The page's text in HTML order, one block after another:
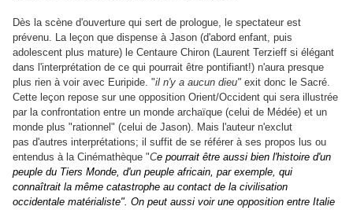
Dès la scène d'ouverture qui sert de prologue, le spectateur est
prévenu. La leçon que dispense à Jason (d'abord enfant, puis
adolescent plus mature) le Centaure Chiron (Laurent Terzieff si élégant
dans l'interprétation de ce qui pourrait être pontifiant!) n'aura presque
plus rien à voir avec Euripide. "il n'y a aucun dieu" exit donc le Sacré.
Cette leçon repose sur une opposition Orient/Occident qui sera illustrée
par la confrontation entre un monde archaïque (celui de Médée) et un
monde plus "rationnel" (celui de Jason). Mais l'auteur n'exclut
pas d'autres interprétations; il suffit de se référer à ses propos lus ou
entendus à la Cinémathèque "Ce pourrait être aussi bien l'histoire d'un
peuple du Tiers Monde, d'un peuple africain, par exemple, qui
connaîtrait la même catastrophe au contact de la civilisation
occidentale matérialiste". On peut aussi voir une opposition entre Italie